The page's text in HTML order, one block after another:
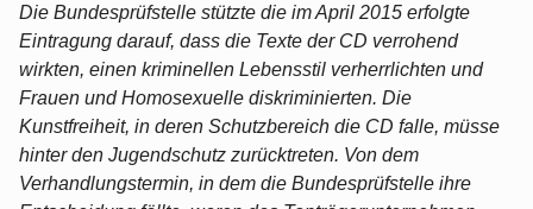
Die Bundesprüfstelle stützte die im April 2015 erfolgte
Eintragung darauf, dass die Texte der CD verrohend
wirkten, einen kriminellen Lebensstil verherrlichten und
Frauen und Homosexuelle diskriminierten. Die
Kunstfreiheit, in deren Schutzbereich die CD falle, müsse
hinter den Jugendschutz zurücktreten. Von dem
Verhandlungstermin, in dem die Bundesprüfstelle ihre